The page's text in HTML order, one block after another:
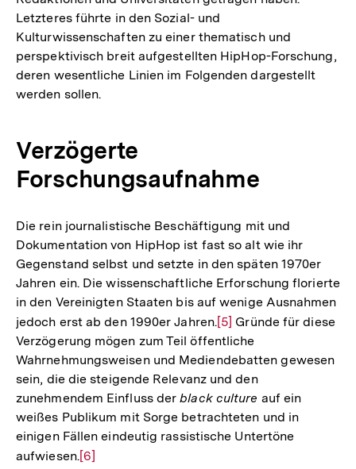
Letzteres führte in den Sozial- und
Kulturwissenschaften zu einer thematisch und
perspektivisch breit aufgestellten HipHop-Forschung,
deren wesentliche Linien im Folgenden dargestellt
werden sollen.
Verzögerte
Forschungsaufnahme
Die rein journalistische Beschäftigung mit und
Dokumentation von HipHop ist fast so alt wie ihr
Gegenstand selbst und setzte in den späten 1970er
Jahren ein. Die wissenschaftliche Erforschung florierte
in den Vereinigten Staaten bis auf wenige Ausnahmen
jedoch erst ab den 1990er Jahren.Zur
Auflösung
der
Fußnote
[5] Gründe für diese
Verzögerung mögen zum Teil öffentliche
Wahrnehmungsweisen und Mediendebatten gewesen
sein, die die steigende Relevanz und den
zunehmendem Einfluss derblack culture auf ein
weißes Publikum mit Sorge betrachteten und in
einigen Fällen eindeutig rassistische Untertöne
aufwiesen.Zur
[6]